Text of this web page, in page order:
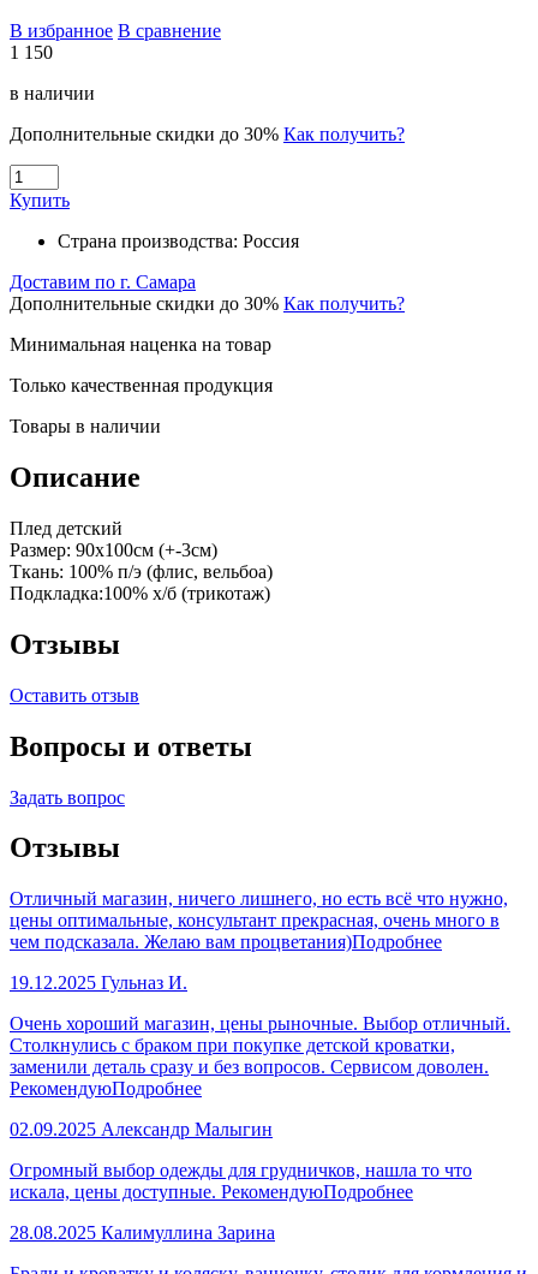
В избранное В сравнение
1 150
в наличии
Дополнительные скидки до 30% Как получить?
Купить
Страна производства: Россия
Доставим по г. Самара
Дополнительные скидки до 30% Как получить?
Минимальная наценка на товар
Только качественная продукция
Товары в наличии
Описание
Плед детский
Размер: 90х100см (+-3см)
Ткань: 100% п/э (флис, вельбоа)
Подкладка:100% х/б (трикотаж)
Отзывы
Оставить отзыв
Вопросы и ответы
Задать вопрос
Отзывы
Отличный магазин, ничего лишнего, но есть всё что нужно,
цены оптимальные, консультант прекрасная, очень много в
чем подсказала. Желаю вам процветания)Подробнее
19.12.2025 Гульназ И.
Очень хороший магазин, цены рыночные. Выбор отличный.
Столкнулись с браком при покупке детской кроватки,
заменили деталь сразу и без вопросов. Сервисом доволен.
РекомендуюПодробнее
02.09.2025 Александр Малыгин
Огромный выбор одежды для грудничков, нашла то что
искала, цены доступные. РекомендуюПодробнее
28.08.2025 Калимуллина Зарина